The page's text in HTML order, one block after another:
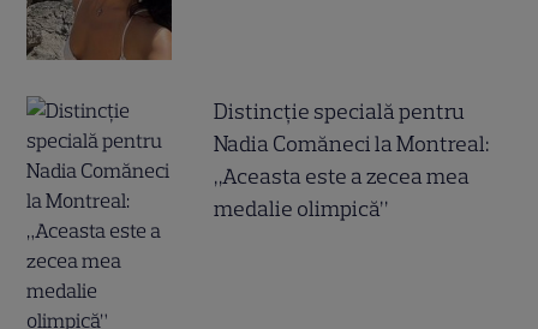
Distincție specială pentru
Nadia Comăneci la Montreal:
„Aceasta este a zecea mea
medalie olimpică”